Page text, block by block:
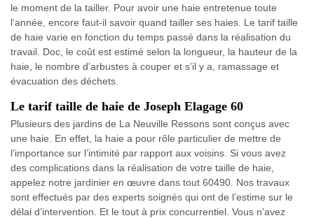
le moment de la tailler. Pour avoir une haie entretenue toute
l’année, encore faut-il savoir quand tailler ses haies. Le tarif taille
de haie varie en fonction du temps passé dans la réalisation du
travail. Doc, le coût est estimé selon la longueur, la hauteur de la
haie, le nombre d’arbustes à couper et s’il y a, ramassage et
évacuation des déchets.
Le tarif taille de haie de Joseph Elagage 60
Plusieurs des jardins de La Neuville Ressons sont conçus avec
une haie. En effet, la haie a pour rôle particulier de mettre de
l’importance sur l’intimité par rapport aux voisins. Si vous avez
des complications dans la réalisation de votre taille de haie,
appelez notre jardinier en œuvre dans tout 60490. Nos travaux
sont effectués par des experts soignés qui ont de l’estime sur le
délai d’intervention. Et le tout à prix concurrentiel. Vous n’avez